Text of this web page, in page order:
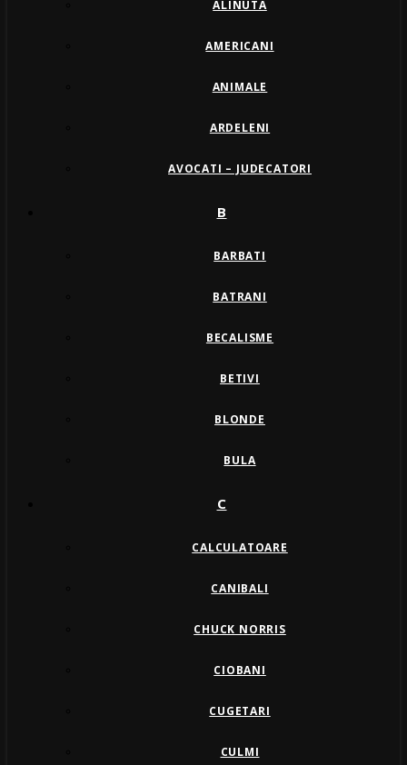
ALINUTA
AMERICANI
ANIMALE
ARDELENI
AVOCATI – JUDECATORI
B
BARBATI
BATRANI
BECALISME
BETIVI
BLONDE
BULA
C
CALCULATOARE
CANIBALI
CHUCK NORRIS
CIOBANI
CUGETARI
CULMI